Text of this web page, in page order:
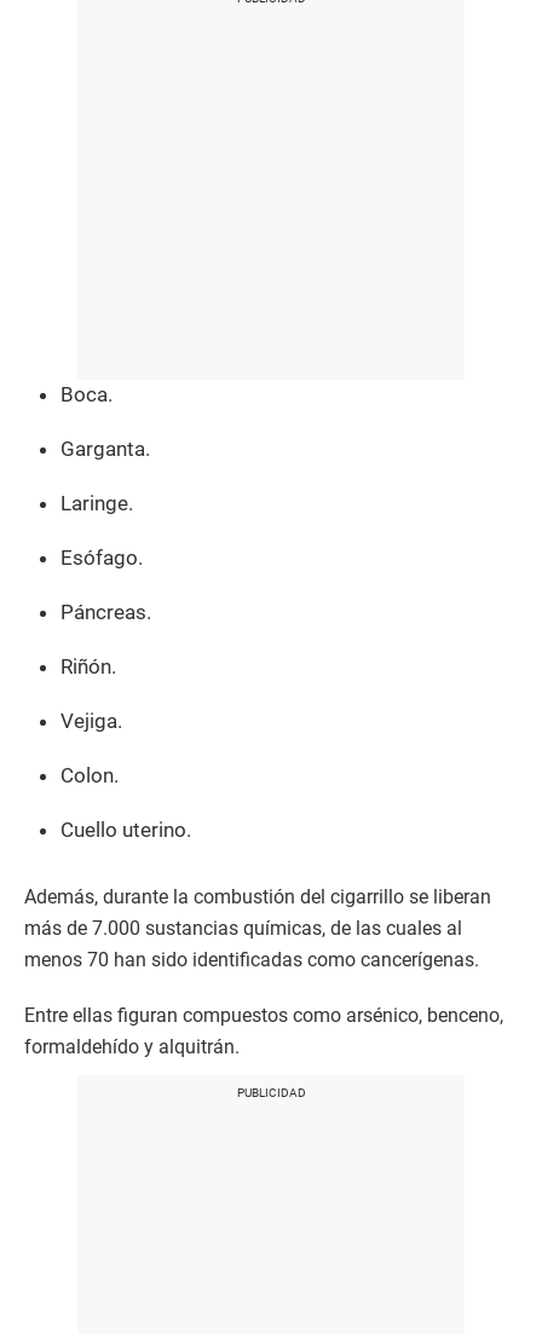
Boca.
Garganta.
Laringe.
Esófago.
Páncreas.
Riñón.
Vejiga.
Colon.
Cuello uterino.
Además, durante la combustión del cigarrillo se liberan
más de 7.000 sustancias químicas, de las cuales al
menos 70 han sido identificadas como cancerígenas.
Entre ellas figuran compuestos como arsénico, benceno,
formaldehído y alquitrán.